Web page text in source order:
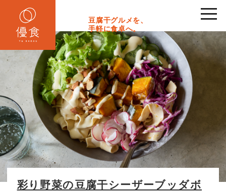
豆腐干グルメを、
手軽に食卓へ。
toggle
彩り野菜の豆腐干シーザーブッダボ